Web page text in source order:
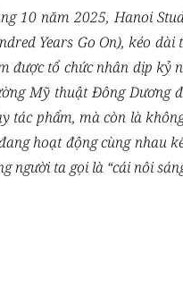
10 năm 2025, Hanoi
Years Go On), kéo
được tổ chức nhân dịp
Mỹ thuật Đông Dương
tác phẩm, mà còn là
hoạt động cùng nhau
người ta gọi là “cái nôi